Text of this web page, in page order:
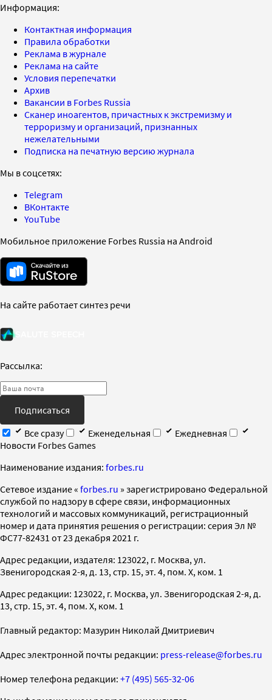
Информация:
Контактная информация
Правила обработки
Реклама в журнале
Реклама на сайте
Условия перепечатки
Архив
Вакансии в Forbes Russia
Сканер иноагентов, причастных к экстремизму и
терроризму и организаций, признанных
нежелательными
Подписка на печатную версию журнала
Мы в соцсетях:
Telegram
ВКонтакте
YouTube
Мобильное приложение Forbes Russia на Android
На сайте работает синтез речи
Рассылка:
Подписаться
Все сразу
Еженедельная
Ежедневная
Новости Forbes Games
Наименование издания: forbes.ru
Cетевое издание « forbes.ru » зарегистрировано Федеральной
службой по надзору в сфере связи, информационных
технологий и массовых коммуникаций, регистрационный
номер и дата принятия решения о регистрации: серия Эл №
ФС77-82431 от 23 декабря 2021 г.
Адрес редакции, издателя: 123022, г. Москва, ул.
Звенигородская 2-я, д. 13, стр. 15, эт. 4, пом. X, ком. 1
Адрес редакции: 123022, г. Москва, ул. Звенигородская 2-я, д.
13, стр. 15, эт. 4, пом. X, ком. 1
Главный редактор: Мазурин Николай Дмитриевич
Адрес электронной почты редакции: press-release@forbes.ru
Номер телефона редакции: +7 (495) 565-32-06